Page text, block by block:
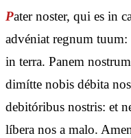
Pater noster, qui es in
advéniat regnum
in terra. Panem
dimítte nobis débita
debitóribus nostris: et
líbera nos a malo.